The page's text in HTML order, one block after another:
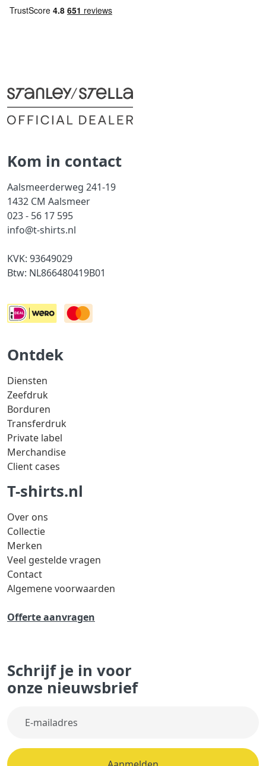
Kom in contact
Aalsmeerderweg 241-19
1432 CM Aalsmeer
023 - 56 17 595
info@t-shirts.nl
KVK: 93649029
Btw: NL866480419B01
Ontdek
Diensten
Zeefdruk
Borduren
Transferdruk
Private label
Merchandise
Client cases
T-shirts.nl
Over ons
Collectie
Merken
Veel gestelde vragen
Contact
Algemene voorwaarden
Offerte aanvragen
Schrijf je in voor
onze nieuwsbrief